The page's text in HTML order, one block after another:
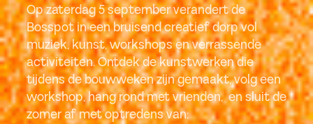
Op zaterdag 5 september verandert de
Bosspot in een bruisend creatief dorp vol
muziek, kunst, workshops en verrassende
activiteiten. Ontdek de kunstwerken die
tijdens de bouwweken zijn gemaakt, volg een
workshop, hang rond met vrienden, en sluit de
zomer af met optredens van: